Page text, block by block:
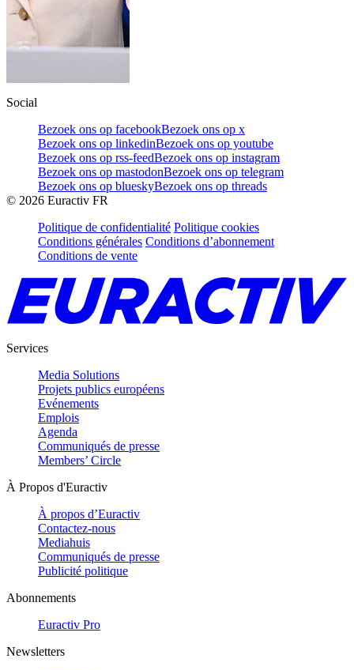
Social
Bezoek ons op facebookBezoek ons op x
Bezoek ons op linkedinBezoek ons op youtube
Bezoek ons op rss-feedBezoek ons op instagram
Bezoek ons op mastodonBezoek ons op telegram
Bezoek ons op blueskyBezoek ons op threads
© 2026 Euractiv FR
Politique de confidentialité Politique cookies
Conditions générales Conditions d’abonnement
Conditions de vente
Services
Media Solutions
Projets publics européens
Evénements
Emplois
Agenda
Communiqués de presse
Members’ Circle
À Propos d'Euractiv
À propos d’Euractiv
Contactez-nous
Mediahuis
Communiqués de presse
Publicité politique
Abonnements
Euractiv Pro
Newsletters